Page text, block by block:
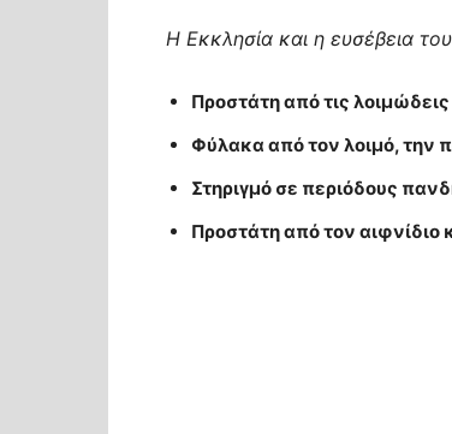
Η Εκκλησία και η ευσέβεια
Προστάτη από τις
Φύλακα από τον λοιμό, την
Στηριγμό σε περιόδους
Προστάτη από τον αιφνίδιο